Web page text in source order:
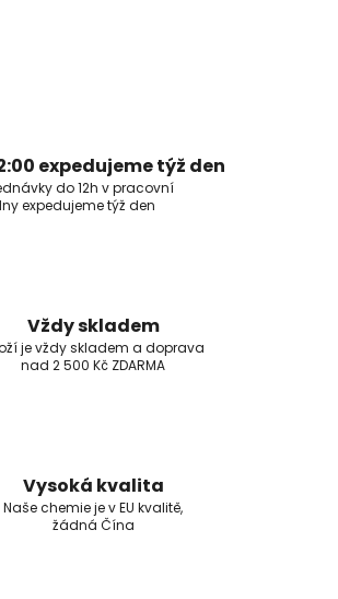
expedujeme týž den
do 12h v pracovní
expedujeme týž den
Vždy skladem
je vždy skladem a doprava
nad 2 500 Kč ZDARMA
Vysoká kvalita
Naše chemie je v EU kvalitě,
žádná Čína